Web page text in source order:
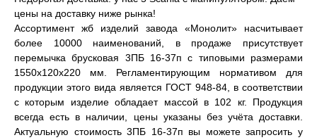
цены на доставку ниже рынка!
Ассортимент жб изделий завода «Монолит» насчитывает
более 10000 наименований, в продаже присутствует
перемычка брусковая 3ПБ 16-37п с типовыми размерами
1550x120x220 мм. Регламентирующим нормативом для
продукции этого вида является ГОСТ 948-84, в соответствии
с которым изделие обладает массой в 102 кг. Продукция
всегда есть в наличии, цены указаны без учёта доставки.
Актуальную стоимость 3ПБ 16-37п вы можете запросить у